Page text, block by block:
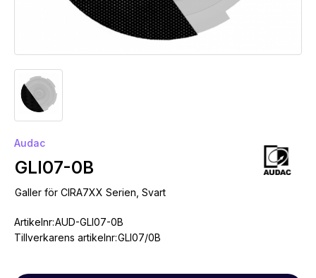
Audac
GLI07-0B
Galler för CIRA7XX Serien, Svart
Artikelnr:AUD-GLI07-0B
Tillverkarens artikelnr:GLI07/0B